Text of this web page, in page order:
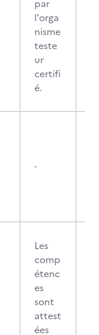
par
l'orga
nisme
teste
ur
certifi
é.
-
Les
comp
étenc
es
sont
attest
ées